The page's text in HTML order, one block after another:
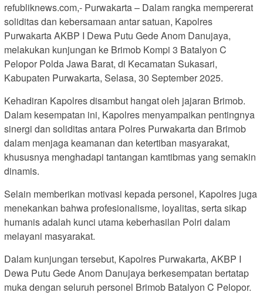
refubliknews.com,- Purwakarta – Dalam rangka mempererat
soliditas dan kebersamaan antar satuan, Kapolres
Purwakarta AKBP I Dewa Putu Gede Anom Danujaya,
melakukan kunjungan ke Brimob Kompi 3 Batalyon C
Pelopor Polda Jawa Barat, di Kecamatan Sukasari,
Kabupaten Purwakarta, Selasa, 30 September 2025.
Kehadiran Kapolres disambut hangat oleh jajaran Brimob.
Dalam kesempatan ini, Kapolres menyampaikan pentingnya
sinergi dan soliditas antara Polres Purwakarta dan Brimob
dalam menjaga keamanan dan ketertiban masyarakat,
khususnya menghadapi tantangan kamtibmas yang semakin
dinamis.
Selain memberikan motivasi kepada personel, Kapolres juga
menekankan bahwa profesionalisme, loyalitas, serta sikap
humanis adalah kunci utama keberhasilan Polri dalam
melayani masyarakat.
Dalam kunjungan tersebut, Kapolres Purwakarta, AKBP I
Dewa Putu Gede Anom Danujaya berkesempatan bertatap
muka dengan seluruh personel Brimob Batalyon C Pelopor.